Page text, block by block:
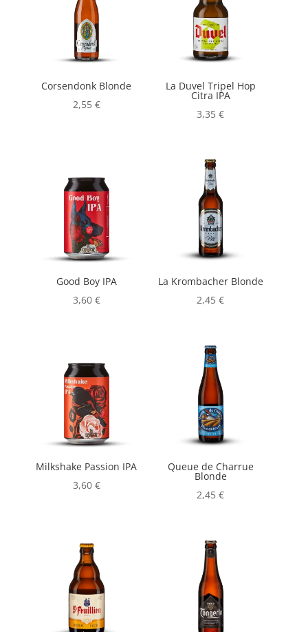
Corsendonk Blonde
2,55 €
La Duvel Tripel Hop
Citra IPA
3,35€
Good Boy IPA
3,60 €
La Krombacher Blonde
2,45€
Milkshake Passion IPA
3,60 €
Queue de Charrue
Blonde
2,45€